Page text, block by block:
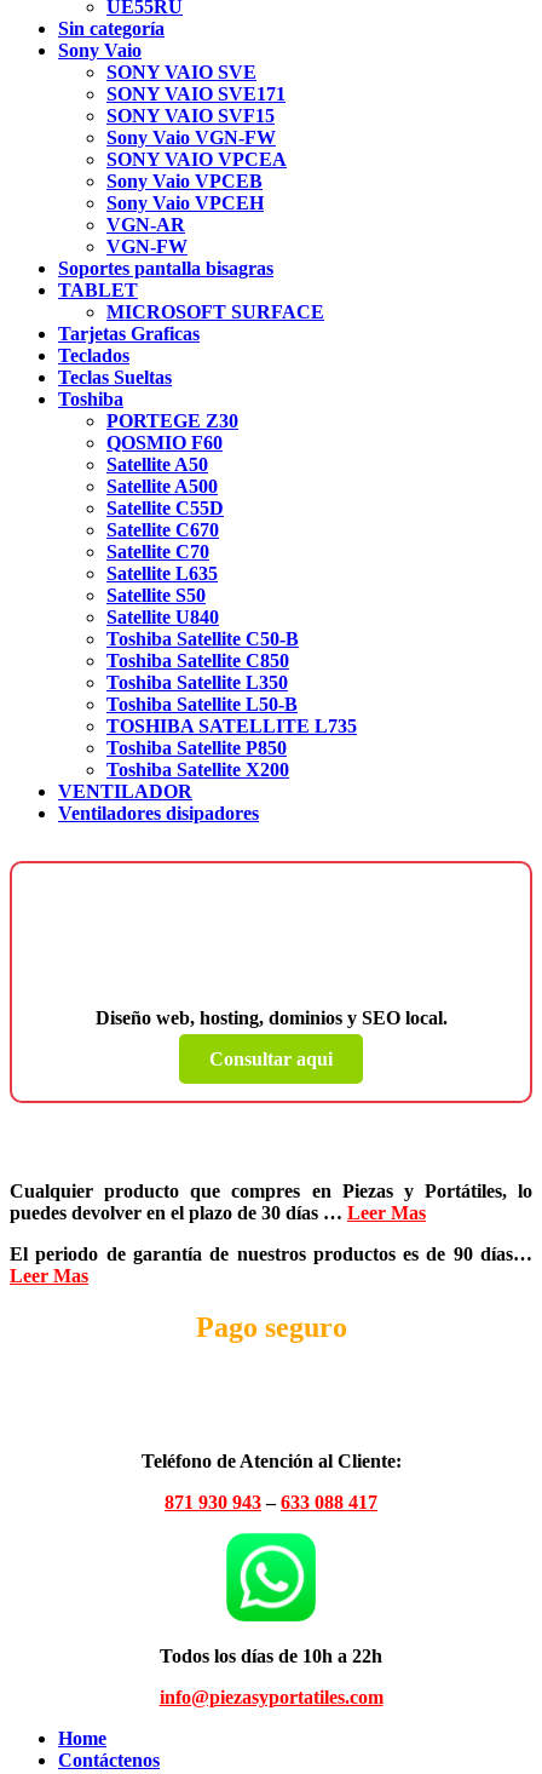
UE55RU
Sin categoría
Sony Vaio
SONY VAIO SVE
SONY VAIO SVE171
SONY VAIO SVF15
Sony Vaio VGN-FW
SONY VAIO VPCEA
Sony Vaio VPCEB
Sony Vaio VPCEH
VGN-AR
VGN-FW
Soportes pantalla bisagras
TABLET
MICROSOFT SURFACE
Tarjetas Graficas
Teclados
Teclas Sueltas
Toshiba
PORTEGE Z30
QOSMIO F60
Satellite A50
Satellite A500
Satellite C55D
Satellite C670
Satellite C70
Satellite L635
Satellite S50
Satellite U840
Toshiba Satellite C50-B
Toshiba Satellite C850
Toshiba Satellite L350
Toshiba Satellite L50-B
TOSHIBA SATELLITE L735
Toshiba Satellite P850
Toshiba Satellite X200
VENTILADOR
Ventiladores disipadores
Diseño web, hosting, dominios y SEO local.
Consultar aqui
Cualquier producto que compres en Piezas y Portátiles, lo
puedes devolver en el plazo de 30 días … Leer Mas
El periodo de garantía de nuestros productos es de 90 días…
Leer Mas
Pago seguro
Teléfono de Atención al Cliente:
871 930 943–633 088 417
Todos los días de 10h a 22h
info@piezasyportatiles.com
Home
Contáctenos